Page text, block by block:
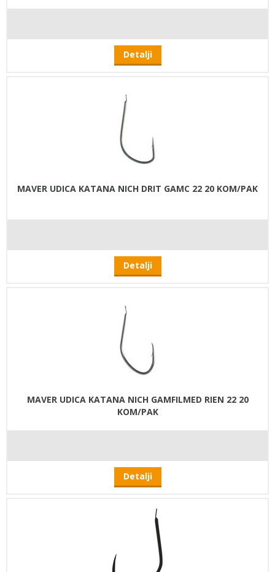
Detalji
MAVER UDICA KATANA NICH DRIT GAMC 22 20 KOM/PAK
Detalji
MAVER UDICA KATANA NICH GAMFILMED RIEN 22 20
KOM/PAK
Detalji